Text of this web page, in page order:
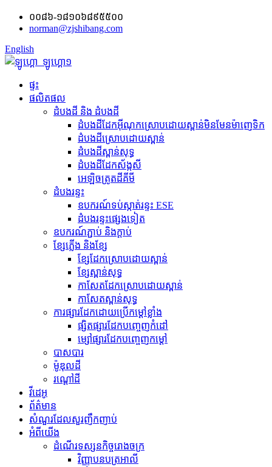
០០៨៦-១៨១០៦៨៩៥៥០០
norman@zjshibang.com
English
ផ្ទះ
ផលិតផល
ដំបងដី និង ដំបងដី
ដំបងដីដែកអ៊ីណុកស្រោបដោយស្ពាន់មិនមែនម៉ាញេទិក
ដំបងដីស្រោបដោយស្ពាន់
ដំបងដីស្ពាន់សុទ្ធ
ដំបងដីដែកស័ង្កសី
អេឡិចត្រូត​ដី​គីមី
ដំបងរន្ទះ
ឧបករណ៍​ទប់ស្កាត់​រន្ទះ ESE
ដំបងរន្ទះផ្សេងទៀត
ឧបករណ៍ភ្ជាប់ និង​ក្ដាប់
ខ្សែភ្លើង និងខ្សែ
ខ្សែដែកស្រោបដោយស្ពាន់
ខ្សែស្ពាន់សុទ្ធ
កាសែតដែកស្រោបដោយស្ពាន់
កាសែតស្ពាន់សុទ្ធ
ការផ្សារដែកដោយប្រើកម្ដៅខ្លាំង
ផ្សិតផ្សារដែកបញ្ចេញកំដៅ
ម្សៅផ្សារដែកបញ្ចេញកម្ដៅ
បាសបារ
ម៉ូឌុលដី
រណ្តៅដី
វីដេអូ
ព័ត៌មាន
សំណួរដែលសួរញឹកញាប់
អំពីយើង
ដំណើរទស្សនកិច្ចរោងចក្រ
វិញ្ញាបនបត្រអាលី